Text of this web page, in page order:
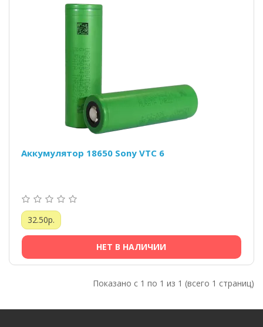
Аккумулятор 18650 Sony VTC 6
32.50р.
НЕТ В НАЛИЧИИ
Показано с 1 по 1 из 1 (всего 1 страниц)